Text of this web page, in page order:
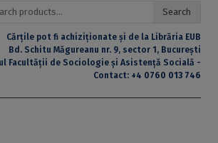
Search
Cărțile pot fi achiziționate și de la Librăria EUB
Bd. Schitu Măgureanu nr. 9, sector 1, București
Facultății de Sociologie și Asistență Socială -
Contact: +4 0760 013 746